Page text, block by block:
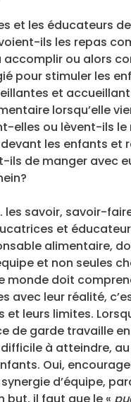
et les éducateurs
ils les repas
accomplir ou alors
pour stimuler les
et
lorsqu’elle
elles ou lèvent-ils le
les enfants et
ils de manger avec
les savoir, savoir-
et
alimentaire,
et non seules
monde doit
avec leur réalité,
et leurs limites.
de garde travaille
à atteindre,
Oui,
d’équipe,